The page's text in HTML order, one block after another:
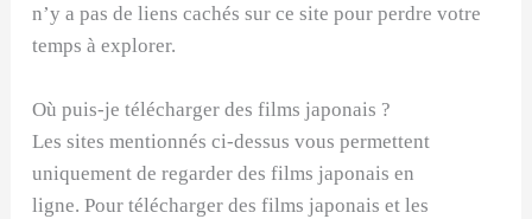
n’y a pas de liens cachés sur ce site pour perdre votre
temps à explorer.
Où puis-je télécharger des films japonais ?
Les sites mentionnés ci-dessus vous permettent
uniquement de regarder des films japonais en
ligne. Pour télécharger des films japonais et les